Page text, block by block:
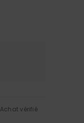
Achat vérifié